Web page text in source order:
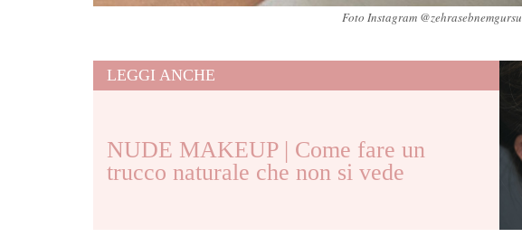
Foto Instagram @zehrasebnemgursu
LEGGI ANCHE
NUDE MAKEUP | Come fare un
trucco naturale che non si vede